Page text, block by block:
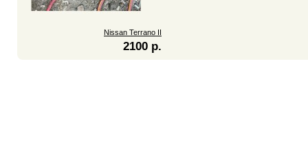
Nissan Terrano II
2100 р.